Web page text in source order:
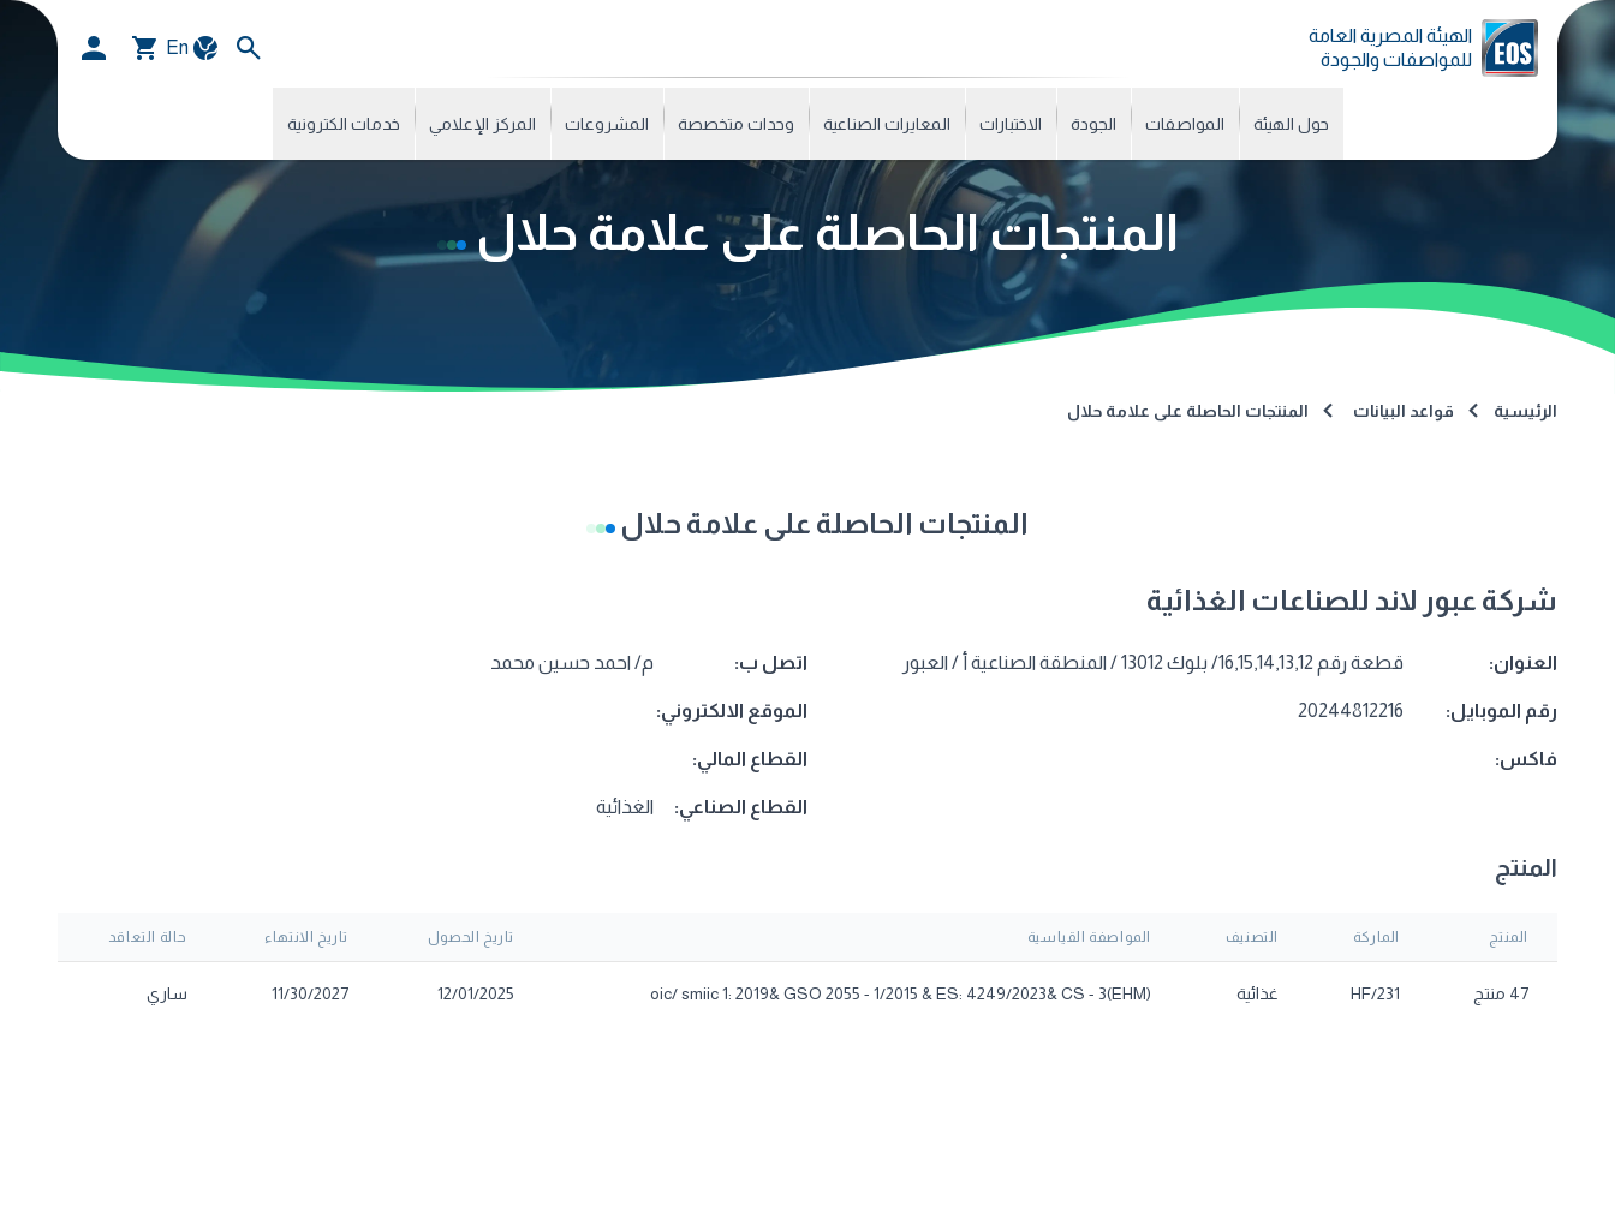
الهيئة المصرية العامة
للمواصفات والجودة
En
حول الهيئة المواصفات الجودة الاختبارات المعايرات الصناعية وحدات متخصصة المشروعات المركز الإعلامي خدمات الكترونية
المنتجات الحاصلة على علامة حلال
الرئيسية قواعد البيانات المنتجات الحاصلة على علامة حلال
المنتجات الحاصلة على علامة حلال
شركة عبور لاند للصناعات الغذائية
العنوان: قطعة رقم 16,15,14,13,12/ بلوك 13012 / المنطقة الصناعية أ / العبور
رقم الموبايل: 20244812216
فاكس:
اتصل ب: م/ احمد حسين محمد
الموقع الالكتروني:
القطاع المالي:
القطاع الصناعي: الغذائية
المنتج
المنتج الماركة التصنيف المواصفة القياسية تاريخ الحصول تاريخ الانتهاء حالة التعاقد
47 منتج HF/231 غذائية oic/ smiic 1: 2019& GSO 2055 - 1/2015 & ES: 4249/2023& CS - 3(EHM)
12/01/2025
11/30/2027 ساري